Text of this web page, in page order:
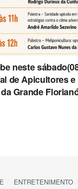
neste
de Apicultores e
Grande
ENTRETENIMENTO